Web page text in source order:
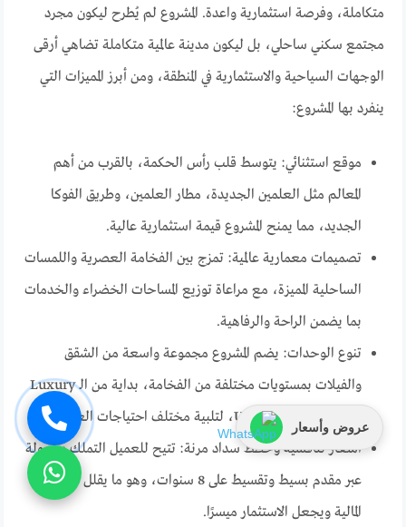
متكاملة، وفرصة استثمارية واعدة. المشروع لم يُطرح ليكون مجرد
مجتمع سكني ساحلي، بل ليكون مدينة عالمية متكاملة تضاهي أرقى
الوجهات السياحية والاستثمارية في المنطقة، ومن أبرز المميزات التي
ينفرد بها المشروع:
موقع استثنائي: يتوسط قلب رأس الحكمة، بالقرب من أهم
المعالم مثل العلمين الجديدة، مطار العلمين، وطريق الفوكا
الجديد، مما يمنح المشروع قيمة استثمارية عالية.
تصميمات معمارية عالمية: تمزج بين الفخامة العصرية واللمسات
الساحلية المميزة، مع مراعاة توزيع المساحات الخضراء والخدمات
بما يضمن الراحة والرفاهية.
تنوع الوحدات: يضم المشروع مجموعة واسعة من الشقق
والفيلات بمستويات مختلفة من الفخامة، بداية من الـ Luxury
وحتى الـ Ultra Luxury، لتلبية مختلف احتياجات العملاء.
أسعار تنافسية وخطط سداد مرنة: تتيح للعميل التملك بسهولة
عبر مقدم بسيط وتقسيط على 8 سنوات، وهو ما يقلل الأعباء
المالية ويجعل الاستثمار ميسرًا.
عروض وأسعار